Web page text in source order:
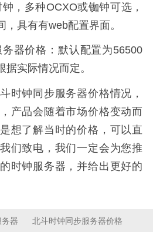
，多种OCXO或铷钟可选，
具有有web配置界面。
器价格：默认配置为56500
据实际情况而定。
时钟同步服务器价格情况，
产品会随着市场价格变动而
想了解当时的价格，可以直
们致电，我们一定会为您推
时钟服务器，并给出更好的
器 北斗时钟同步服务器价格